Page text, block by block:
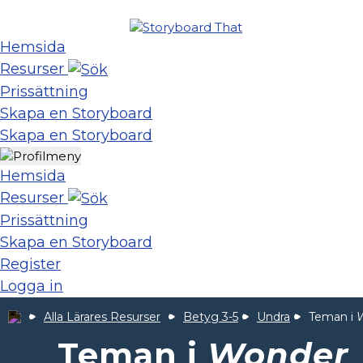
Hemsida
Resurser
Prissättning
Skapa en Storyboard
Skapa en Storyboard
Hemsida
Resurser
Prissättning
Skapa en Storyboard
Register
Logga in
Alla Lärares Resurser Betyg 3-5 Undra Teman i
Teman i Wonder